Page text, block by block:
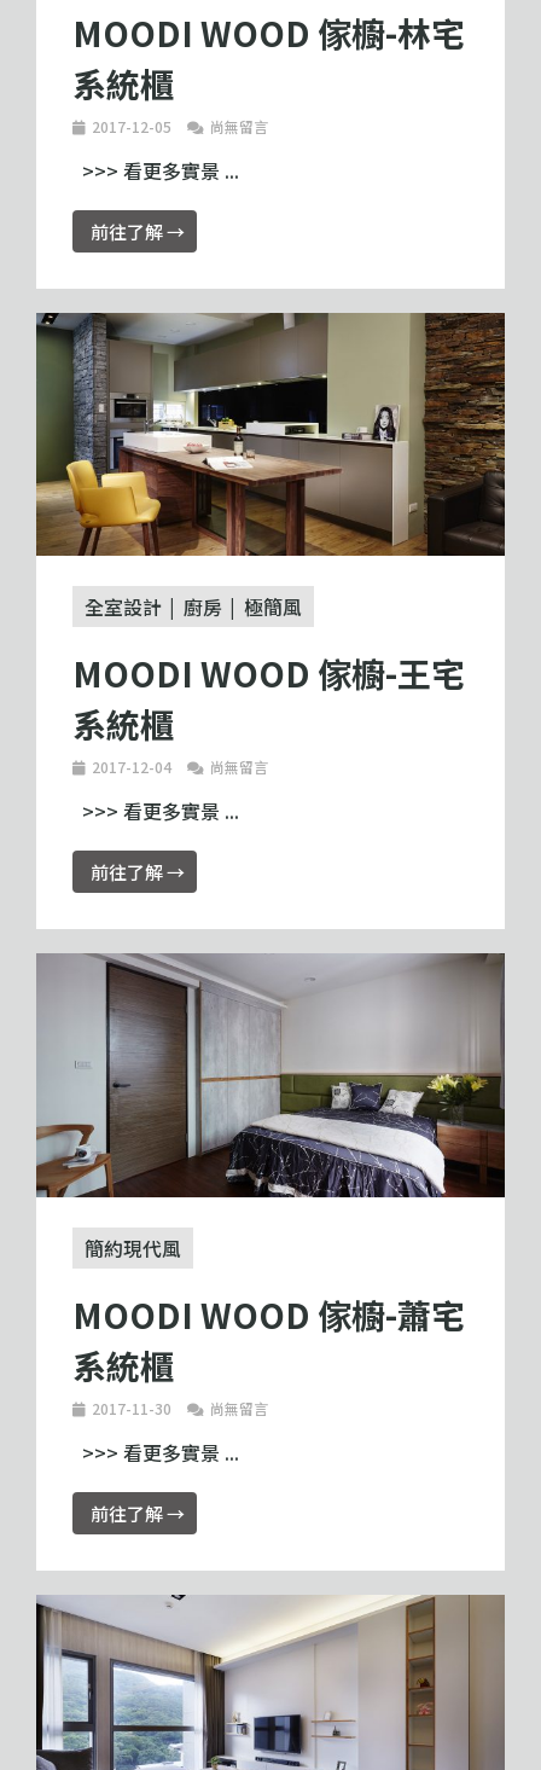
MOODI WOOD 傢櫥-林宅
系統櫃
2017-12-05 尚無留言
>>> 看更多實景 ...
前往了解 →
全室設計 廚房 極簡風
MOODI WOOD 傢櫥-王宅
系統櫃
2017-12-04 尚無留言
>>> 看更多實景 ...
前往了解 →
簡約現代風
MOODI WOOD 傢櫥-蕭宅
系統櫃
2017-11-30 尚無留言
>>> 看更多實景 ...
前往了解 →